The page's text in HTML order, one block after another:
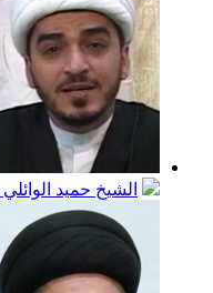
الشيخ حميد الوائلي